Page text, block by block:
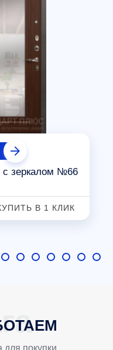
с зеркалом №66
В 1 КЛИК
для покупки